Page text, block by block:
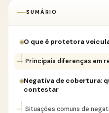
SUMÁRIO
O que é protetora
Principais diferenças em
Negativa de cobertura:
contestar
Situações comuns de